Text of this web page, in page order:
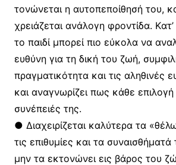
τονώνεται η αυτοπεποίθησή του,
χρειάζεται ανάλογη φροντίδα.
το παιδί μπορεί πιο εύκολα να
ευθύνη για τη δική του ζωή,
πραγματικότητα και τις αληθινές
και αναγνωρίζει πως κάθε επιλογή
συνέπειές της.
● Διαχειρίζεται καλύτερα τα
τις επιθυμίες και τα
μην τα εκτονώνει εις βάρος του